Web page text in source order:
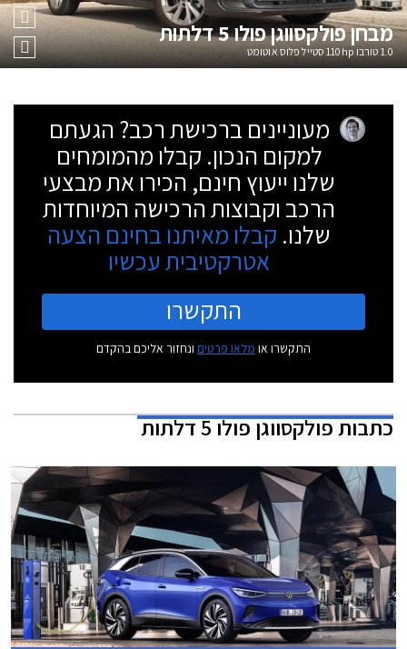
מבחןפולקסווגן פולו 5 דלתות
1.0 טורבו 110hp סטייל פלוס אוטומט
מעוניינים ברכישת רכב? הגעתם
למקום הנכון. קבלו מהמומחים
שלנו ייעוץ חינם, הכירו את מבצעי
הרכב וקבוצות הרכישה המיוחדות
שלנו. קבלו מאיתנו בחינם הצעה
אטרקטיבית עכשיו
התקשרו
התקשרו או מלאו פרטים ונחזור אליכם בהקדם
כתבותפולקסווגן פולו 5 דלתות